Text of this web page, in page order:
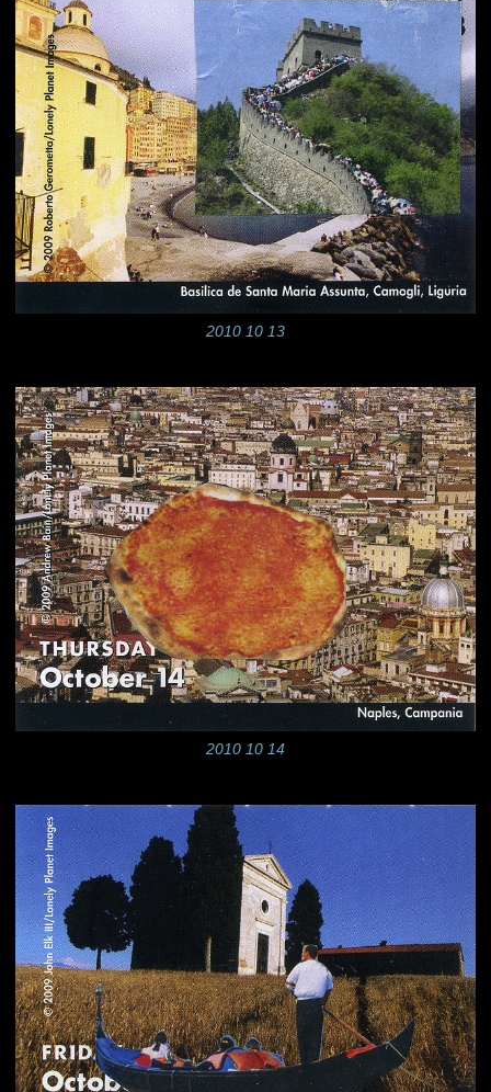
2010 10 13
2010 10 14